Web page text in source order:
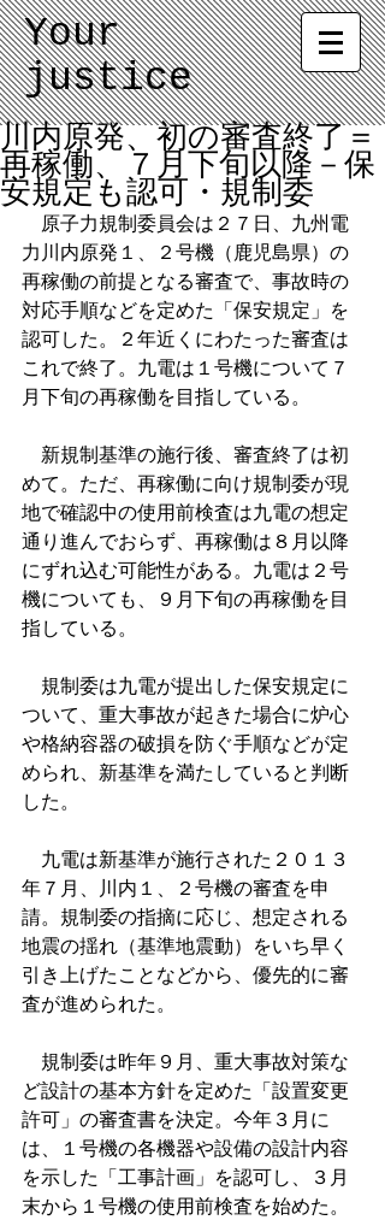
Your
justice
川内原発、初の審査終了＝
再稼働、７月下旬以降－保
安規定も認可・規制委
原子力規制委員会は２７日、九州電
力川内原発１、２号機（鹿児島県）の
再稼働の前提となる審査で、事故時の
対応手順などを定めた「保安規定」を
認可した。２年近くにわたった審査は
これで終了。九電は１号機について７
月下旬の再稼働を目指している。
新規制基準の施行後、審査終了は初
めて。ただ、再稼働に向け規制委が現
地で確認中の使用前検査は九電の想定
通り進んでおらず、再稼働は８月以降
にずれ込む可能性がある。九電は２号
機についても、９月下旬の再稼働を目
指している。
規制委は九電が提出した保安規定に
ついて、重大事故が起きた場合に炉心
や格納容器の破損を防ぐ手順などが定
められ、新基準を満たしていると判断
した。
九電は新基準が施行された２０１３
年７月、川内１、２号機の審査を申
請。規制委の指摘に応じ、想定される
地震の揺れ（基準地震動）をいち早く
引き上げたことなどから、優先的に審
査が進められた。
規制委は昨年９月、重大事故対策な
ど設計の基本方針を定めた「設置変更
許可」の審査書を決定。今年３月に
は、１号機の各機器や設備の設計内容
を示した「工事計画」を認可し、３月
末から１号機の使用前検査を始めた。